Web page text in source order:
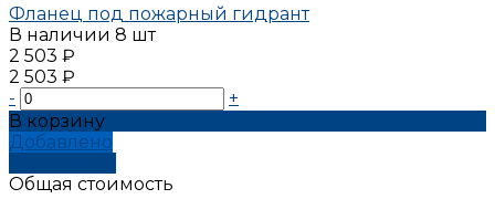
Фланец под пожарный гидрант
В наличии 8 шт
2 503 ₽
2 503 ₽
-
+
В корзину
Добавлено
Общая стоимость